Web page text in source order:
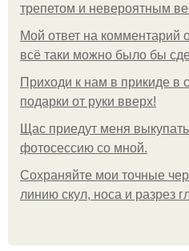
трепетом и невероятным
Мой ответ на комментарий
всё таки можно было бы
Приходи к нам в прикиде в
подарки от руки вверх!
Щас приедут меня
фотосессию со мной.
Сохраняйте мои точные
линию скул, носа и разрез